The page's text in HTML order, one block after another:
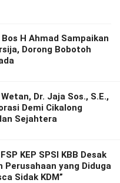
H Ahmad Sampaikan
Dorong Bobotoh
Dr. Jaja Sos., S.E.,
Demi Cikalong
Sejahtera
KEP SPSI KBB Desak
yang Diduga
Sidak KDM”